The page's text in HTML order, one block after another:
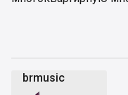
brmusic